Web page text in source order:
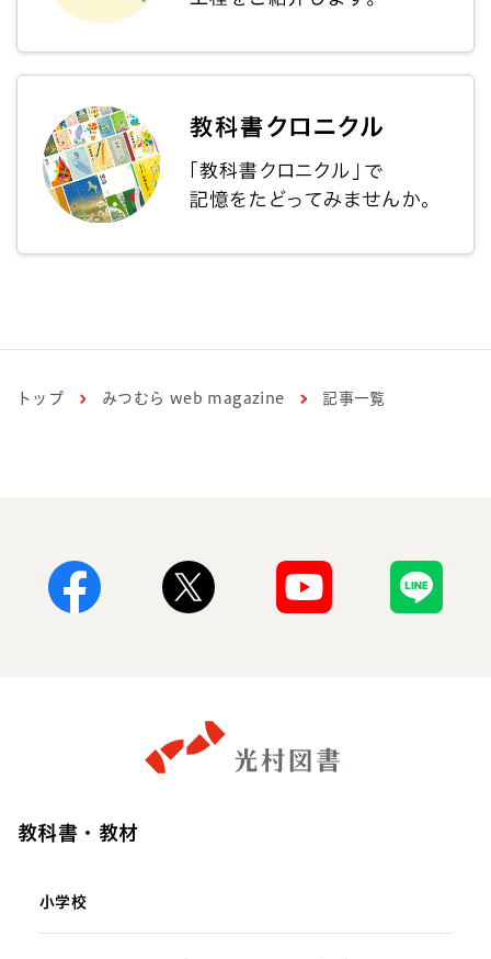
トップ みつむら web magazine 記事一覧
教科書・教材
小学校